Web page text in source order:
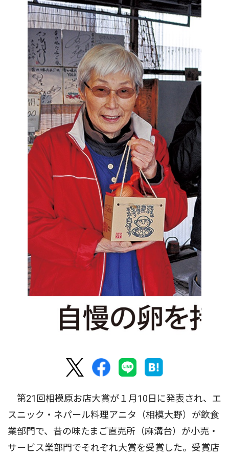
第21回相模原お店大賞が１月10日に発表され、エ
スニック・ネパール料理アニタ（相模大野）が飲食
業部門で、昔の味たまご直売所（麻溝台）が小売・
サービス業部門でそれぞれ大賞を受賞した。受賞店